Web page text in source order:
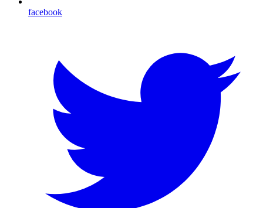
facebook